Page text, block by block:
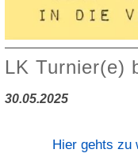
LK Turnier(e)
30.05.2025
Hier gehts zu